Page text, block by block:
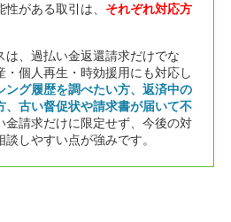
がある取引は、 それぞれ対応方
は、過払い金返還請求だけでな
・個人再生・時効援用にも対応し
ング履歴を調べたい方、返済中の
、古い督促状や請求書が届いて不
金請求だけに限定せず、今後の対
しやすい点が強みです。